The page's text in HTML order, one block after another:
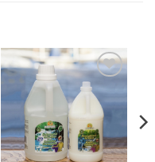
Ajouter à la liste de souhaits